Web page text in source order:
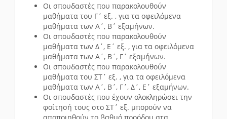
Οι σπουδαστές που παρακολουθούν
μαθήματα του Γ΄ εξ. , για τα οφειλόμενα
μαθήματα των Α΄, Β΄ εξαμήνων.
Οι σπουδαστές που παρακολουθούν
μαθήματα των Δ΄, Ε΄ εξ. , για τα οφειλόμενα
μαθήματα των Α΄, Β΄, Γ΄ εξαμήνων.
Οι σπουδαστές που παρακολουθούν
μαθήματα του ΣΤ΄ εξ. , για τα οφειλόμενα
μαθήματα των Α΄, Β΄, Γ΄, Δ΄, Ε΄ εξαμήνων.
Οι σπουδαστές που έχουν ολοκληρώσει την
φοίτησή τους στο ΣΤ΄ εξ. μπορούν να
αποποιηθούν το βαθμό προόδου στα